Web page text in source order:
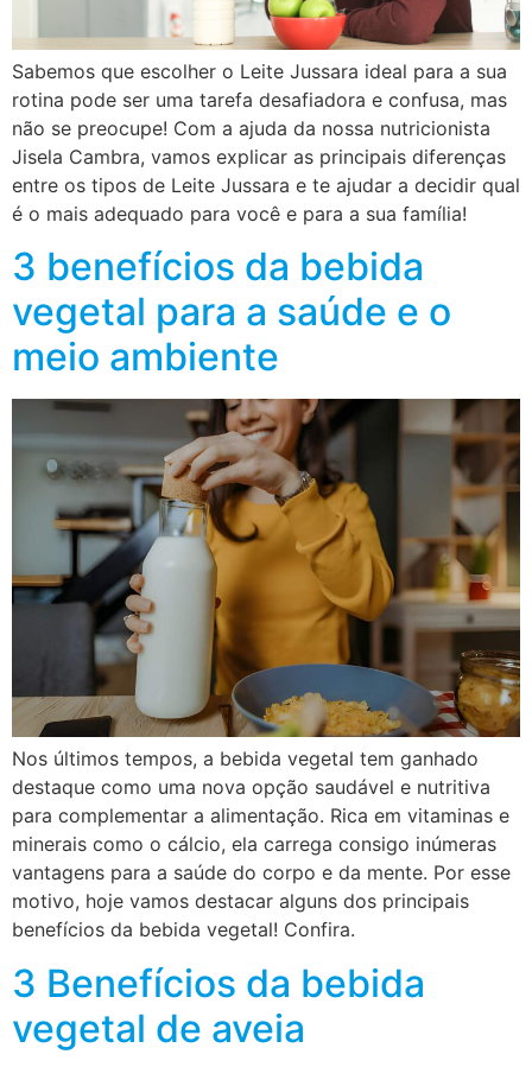
Sabemos que escolher o Leite Jussara ideal para a sua
rotina pode ser uma tarefa desafiadora e confusa, mas
não se preocupe! Com a ajuda da nossa nutricionista
Jisela Cambra, vamos explicar as principais diferenças
entre os tipos de Leite Jussara e te ajudar a decidir qual
é o mais adequado para você e para a sua família!
3 benefícios da bebida
vegetal para a saúde e o
meio ambiente
Nos últimos tempos, a bebida vegetal tem ganhado
destaque como uma nova opção saudável e nutritiva
para complementar a alimentação. Rica em vitaminas e
minerais como o cálcio, ela carrega consigo inúmeras
vantagens para a saúde do corpo e da mente. Por esse
motivo, hoje vamos destacar alguns dos principais
benefícios da bebida vegetal! Confira.
3 Benefícios da bebida
vegetal de aveia